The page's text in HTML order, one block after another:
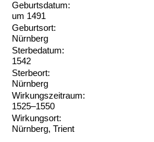
Geburtsdatum:
um 1491
Geburtsort:
Nürnberg
Sterbedatum:
1542
Sterbeort:
Nürnberg
Wirkungszeitraum:
1525–1550
Wirkungsort:
Nürnberg, Trient